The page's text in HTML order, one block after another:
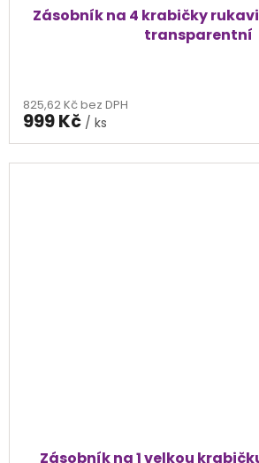
Zásobník na 4 krabičky
transparentní
produktu
je
5,0
z
825,62 Kč bez DPH
999 Kč / ks
Zásobník na 1 velkou